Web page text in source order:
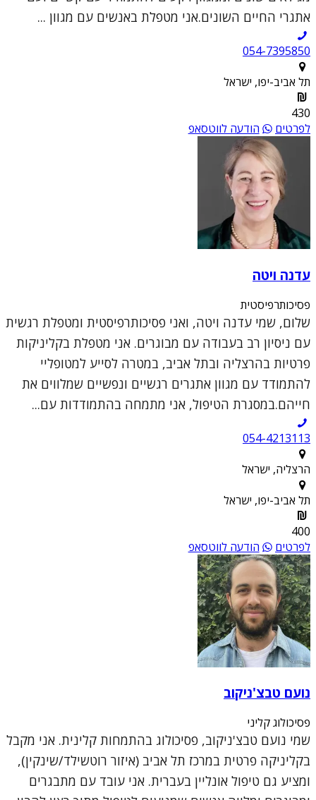
אתגרי החיים השונים.אני מטפלת באנשים עם מגוון ...
054-7395850
תל אביב-יפו, ישראל
430
לפרטים
הודעה לווטסאפ
עדנה ויטה
פסיכותרפיסטית
שלום, שמי עדנה ויטה, ואני פסיכותרפיסטית ומטפלת רגשית
עם ניסיון רב בעבודה עם מבוגרים. אני מטפלת בקליניקות
פרטיות בהרצליה ובתל אביב, במטרה לסייע למטופליי
להתמודד עם מגוון אתגרים רגשיים ונפשיים שמלווים את
חייהם.במסגרת הטיפול, אני מתמחה בהתמודדות עם...
054-4213113
הרצליה, ישראל
תל אביב-יפו, ישראל
400
לפרטים
הודעה לווטסאפ
נועם טבצ'ניקוב
פסיכולוג קליני
שמי נועם טבצ'ניקוב, פסיכולוג בהתמחות קלינית. אני מקבל
בקליניקה פרטית במרכז תל אביב (איזור רוטשילד/שינקין),
ומציע גם טיפול אונליין בעברית. אני עובד עם מתבגרים